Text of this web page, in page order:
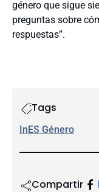
género que sigue
preguntas sobre
respuestas”.
Tags
InES Género
Compartir